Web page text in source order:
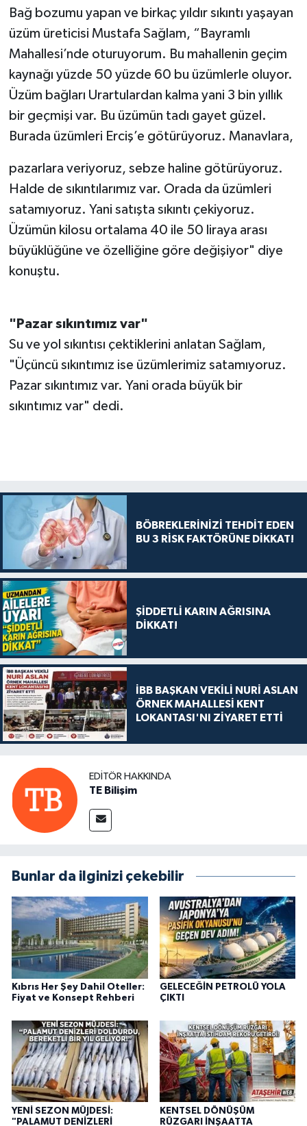
Bağ bozumu yapan ve birkaç yıldır sıkıntı yaşayan
üzüm üreticisi Mustafa Sağlam, “Bayramlı
Mahallesi’nde oturuyorum. Bu mahallenin geçim
kaynağı yüzde 50 yüzde 60 bu üzümlerle oluyor.
Üzüm bağları Urartulardan kalma yani 3 bin yıllık
bir geçmişi var. Bu üzümün tadı gayet güzel.
Burada üzümleri Erciş’e götürüyoruz. Manavlara,
pazarlara veriyoruz, sebze haline götürüyoruz.
Halde de sıkıntılarımız var. Orada da üzümleri
satamıyoruz. Yani satışta sıkıntı çekiyoruz.
Üzümün kilosu ortalama 40 ile 50 liraya arası
büyüklüğüne ve özelliğine göre değişiyor" diye
konuştu.
"Pazar sıkıntımız var"
Su ve yol sıkıntısı çektiklerini anlatan Sağlam,
"Üçüncü sıkıntımız ise üzümlerimiz satamıyoruz.
Pazar sıkıntımız var. Yani orada büyük bir
sıkıntımız var" dedi.
BÖBREKLERİNİZİ TEHDİT EDEN
BU 3 RİSK FAKTÖRÜNE DİKKAT!
ŞİDDETLİ KARIN AĞRISINA
DİKKAT!
İBB BAŞKAN VEKİLİ NURİ ASLAN
ÖRNEK MAHALLESİ KENT
LOKANTASI'NI ZİYARET ETTİ
EDITÖR HAKKINDA
TE Bilişim
Bunlar da ilginizi çekebilir
Kıbrıs Her Şey Dahil Oteller:
Fiyat ve Konsept Rehberi
GELECEĞİN PETROLÜ YOLA
ÇIKTI
YENİ SEZON MÜJDESİ:
"PALAMUT DENİZLERİ
KENTSEL DÖNÜŞÜM
RÜZGARI İNŞAATTA